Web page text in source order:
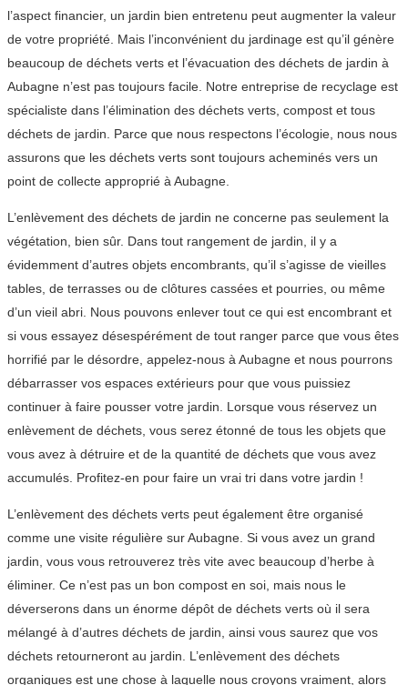
l’aspect financier, un jardin bien entretenu peut augmenter la valeur
de votre propriété. Mais l’inconvénient du jardinage est qu’il génère
beaucoup de déchets verts et l’évacuation des déchets de jardin à
Aubagne n’est pas toujours facile. Notre entreprise de recyclage est
spécialiste dans l’élimination des déchets verts, compost et tous
déchets de jardin. Parce que nous respectons l’écologie, nous nous
assurons que les déchets verts sont toujours acheminés vers un
point de collecte approprié à Aubagne.
L’enlèvement des déchets de jardin ne concerne pas seulement la
végétation, bien sûr. Dans tout rangement de jardin, il y a
évidemment d’autres objets encombrants, qu’il s’agisse de vieilles
tables, de terrasses ou de clôtures cassées et pourries, ou même
d’un vieil abri. Nous pouvons enlever tout ce qui est encombrant et
si vous essayez désespérément de tout ranger parce que vous êtes
horrifié par le désordre, appelez-nous à Aubagne et nous pourrons
débarrasser vos espaces extérieurs pour que vous puissiez
continuer à faire pousser votre jardin. Lorsque vous réservez un
enlèvement de déchets, vous serez étonné de tous les objets que
vous avez à détruire et de la quantité de déchets que vous avez
accumulés. Profitez-en pour faire un vrai tri dans votre jardin !
L’enlèvement des déchets verts peut également être organisé
comme une visite régulière sur Aubagne. Si vous avez un grand
jardin, vous vous retrouverez très vite avec beaucoup d’herbe à
éliminer. Ce n’est pas un bon compost en soi, mais nous le
déverserons dans un énorme dépôt de déchets verts où il sera
mélangé à d’autres déchets de jardin, ainsi vous saurez que vos
déchets retourneront au jardin. L’enlèvement des déchets
organiques est une chose à laquelle nous croyons vraiment, alors